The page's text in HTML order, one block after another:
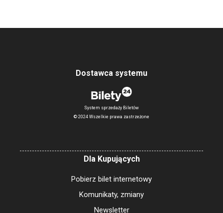
Dostawca systemu
System sprzedaży Biletów
© 2024 Wszelkie prawa zastrzeżone
Dla Kupujących
Pobierz bilet internetowy
Komunikaty, zmiany
Newsletter